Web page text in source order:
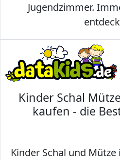
Jugendzimmer.
Kinder Schal
kaufen - die
Kinder Schal und